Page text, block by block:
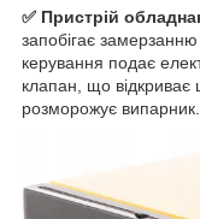
✅ Пристрій
запобігає
керування подає
клапан, що відкриває
розморожує випарник.